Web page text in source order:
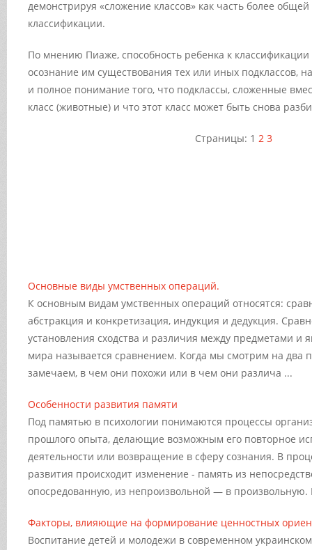
демонстрируя «сложение классов» как часть более общей
классификации.
По мнению Пиаже, способность ребенка к классификации
осознание им существования тех или иных подклассов,
и полное понимание того, что подклассы, сложенные
класс (животные) и что этот класс может быть снова
Страницы: 1 2 3
Основные виды умственных операций.
К основным видам умственных операций относятся:
абстракция и конкретизация, индукция и дедукция.
установления сходства и различия между предметами и
мира называется сравнением. Когда мы смотрим на два
замечаем, в чем они похожи или в чем они различа ...
Особенности развития памяти
Под памятью в психологии понимаются процессы
прошлого опыта, делающие возможным его повторное
деятельности или возвращение в сферу сознания. В
развития происходит изменение - память из
опосредованную, из непроизвольной — в произвольную.
Факторы, влияющие на формирование ценностных
Воспитание детей и молодежи в современном